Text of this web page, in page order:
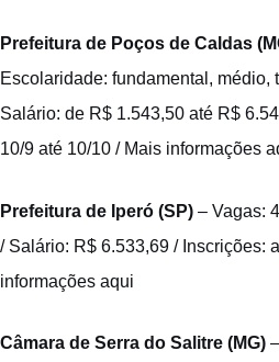
Prefeitura de Poços de Caldas
Escolaridade: fundamental, médio,
Salário: de R$ 1.543,50 até R$
10/9 até 10/10 / Mais informações
Prefeitura de Iperó (SP) – Vagas:
/ Salário: R$ 6.533,69 / Inscrições:
informações aqui
Câmara de Serra do Salitre (MG)